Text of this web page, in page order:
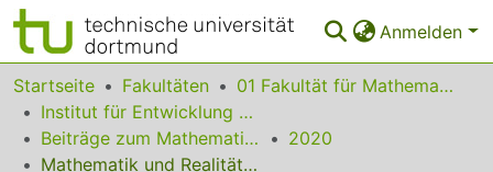
Anmelden
Bereiche & Sammlungen
Das gesamte Repositorium
Startseite Fakultäten
01 Fakultät für Mathematik
Institut für Entwicklung und Erforschung des Mathematikunterrichts
Beiträge zum Mathematikunterricht
2020
Mathematik und Realität – Was wir von der Philosophie über Modelle lernen können